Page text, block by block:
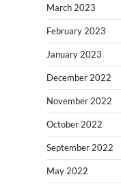
March 2023
February 2023
January 2023
December 2022
November 2022
October 2022
September 2022
May 2022